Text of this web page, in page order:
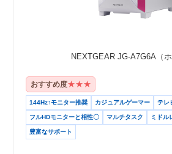
NEXTGEAR JG-A7G6A（ホ
おすすめ度★★★
144Hz↑モニター推奨 カジュアルゲーマー テレ
フルHDモニターと相性〇 マルチタスク ミドル
豊富なサポート